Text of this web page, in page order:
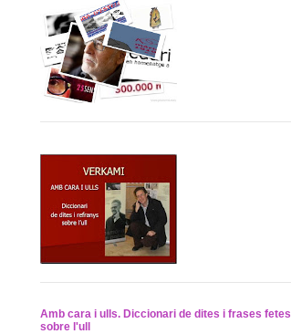
Amb cara i ulls. Diccionari de dites i frases fetes
sobre l'ull